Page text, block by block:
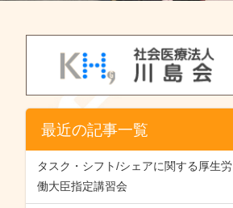
最近の記事一覧
タスク・シフト/シェアに関する厚生労
働大臣指定講習会